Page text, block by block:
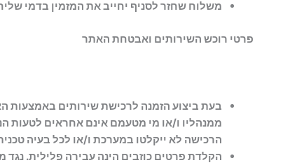
משלוח שחזר לסניף יחייב את המזמין בדמי
פרטי רוכש השירותים ואבטחת האתר
בעת ביצוע הזמנה לרכישת שירותים באמצעות
ממנהליו ו/או מי מטעמם אינם אחראים לטעות
הרכישה לא ייקלטו במערכת ו/או לכל בעיה
הקלדת פרטים כוזבים הינה עבירה פלילית. נגד